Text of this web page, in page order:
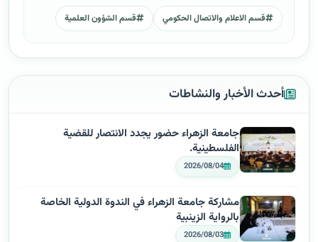
قسم الاعلام والاتصال الحكومي قسم الشؤون العلمية
أحدث الأخبار والنشاطات
جامعة الزهراء حضور يجدد الانتصار للقضية
الفلسطينية.
2026/08/04
مشاركة جامعة الزهراء في الندوة الدولية الخاصة
بالرواية الزينبية
2026/08/03